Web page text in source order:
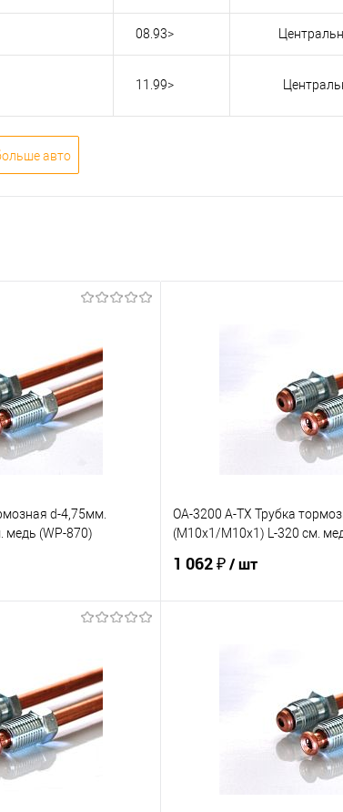
08.93>
11.99>
авто
d-4,75мм.
(WP-870)
Под заказ
OA-3200 A-TX Трубка
(М10х1/М10х1) L-320 см.
1 062 ₽/ шт